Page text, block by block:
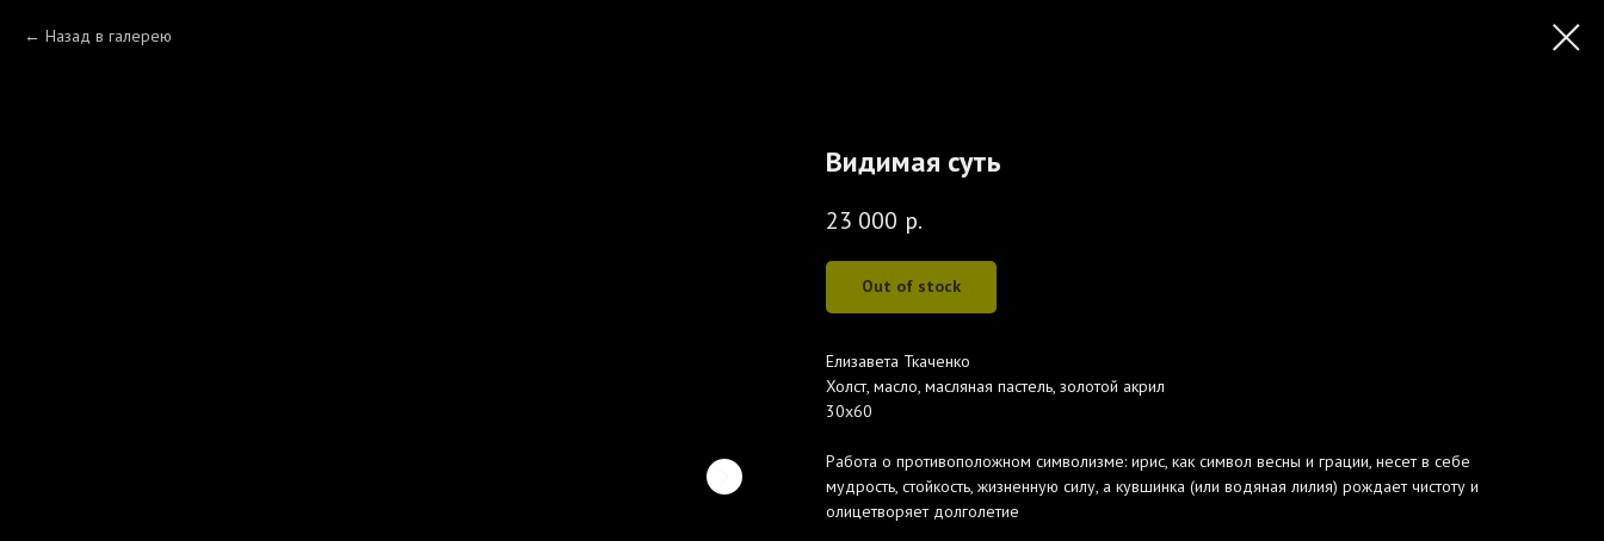
Назад в галерею
Видимая суть
23 000 р.
Out of stock
Елизавета Ткаченко
Холст, масло, масляная пастель, золотой акрил
30х60
Работа о противоположном символизме: ирис, как символ весны и грации, несет в себе
мудрость, стойкость, жизненную силу, а кувшинка (или водяная лилия) рождает чистоту и
олицетворяет долголетие